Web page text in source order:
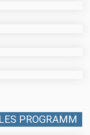
PROGRAMM